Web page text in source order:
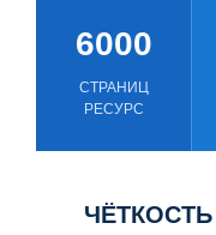
6000
СТРАНИЦ
РЕСУРС
ЧЁТКОСТЬ